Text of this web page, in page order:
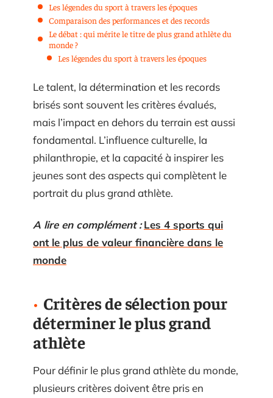
Les légendes du sport à travers les époques
Comparaison des performances et des records
Le débat : qui mérite le titre de plus grand athlète du
monde ?
Les légendes du sport à travers les époques
Le talent, la détermination et les records
brisés sont souvent les critères évalués,
mais l’impact en dehors du terrain est aussi
fondamental. L’influence culturelle, la
philanthropie, et la capacité à inspirer les
jeunes sont des aspects qui complètent le
portrait du plus grand athlète.
A lire en complément : Les 4 sports qui
ont le plus de valeur financière dans le
monde
Critères de sélection pour
déterminer le plus grand
athlète
Pour définir le plus grand athlète du monde,
plusieurs critères doivent être pris en